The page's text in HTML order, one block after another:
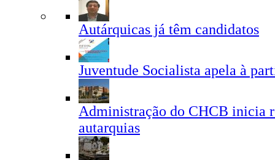
Autárquicas já têm candidatos
Juventude Socialista apela à
Administração do CHCB inicia
autarquias